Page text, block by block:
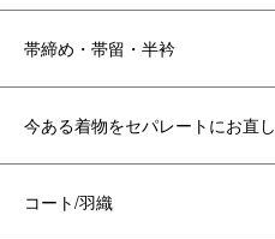
帯締め・帯留・半衿
今ある着物をセパレートにお直し
コート/羽織